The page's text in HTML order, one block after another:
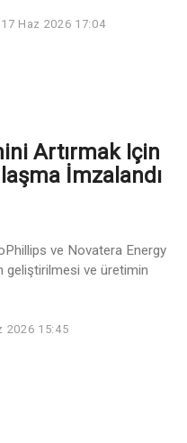
17 Haz 2026 17:04
Artırmak Için
İmzalandı
ve Novatera Energy
geliştirilmesi ve üretimin
2026 15:45